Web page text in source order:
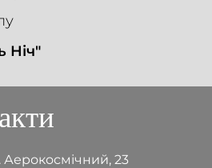
Ніч"
Аерокосмічний, 23